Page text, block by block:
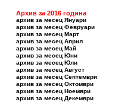
Архив за 2016 година
архив за месец Януари
архив за месец Февруари
архив за месец Март
архив за месец Април
архив за месец Май
архив за месец Юни
архив за месец Юли
архив за месец Август
архив за месец Септември
архив за месец Октомври
архив за месец Ноември
архив за месец Декември